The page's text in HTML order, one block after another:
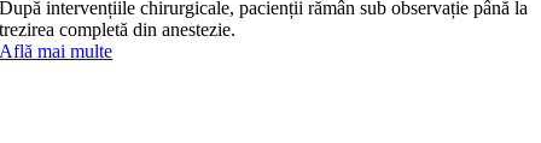
După intervențiile chirurgicale, pacienții rămân sub observație până la
trezirea completă din anestezie.
Află mai multe